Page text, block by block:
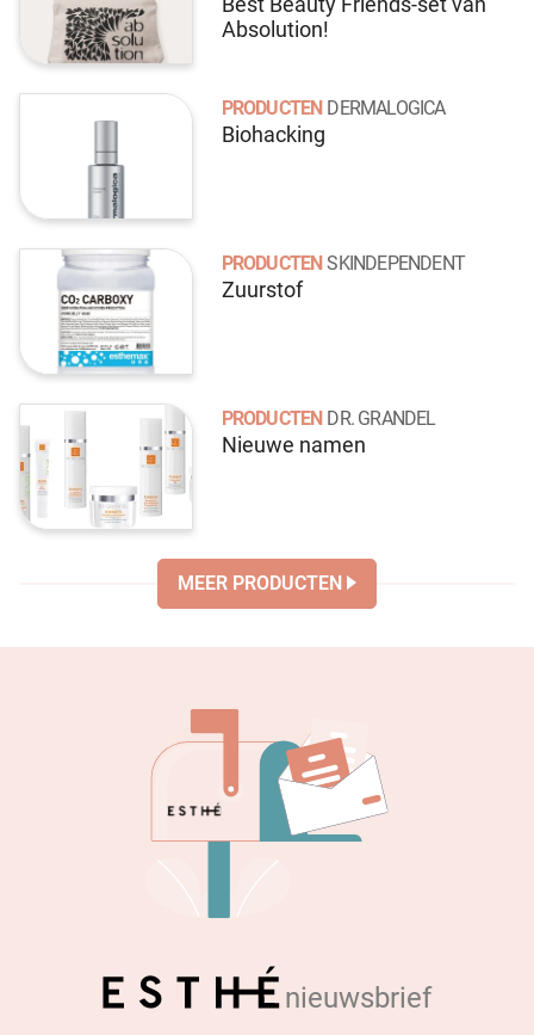
Absolution!
PRODUCTEN DERMALOGICA
Biohacking
PRODUCTEN SKINDEPENDENT
Zuurstof
PRODUCTEN DR. GRANDEL
Nieuwe namen
MEER PRODUCTEN
nieuwsbrief